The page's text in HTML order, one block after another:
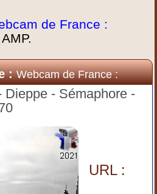
de France :
:Webcam de France :
Dieppe - Sémaphore -
URL :